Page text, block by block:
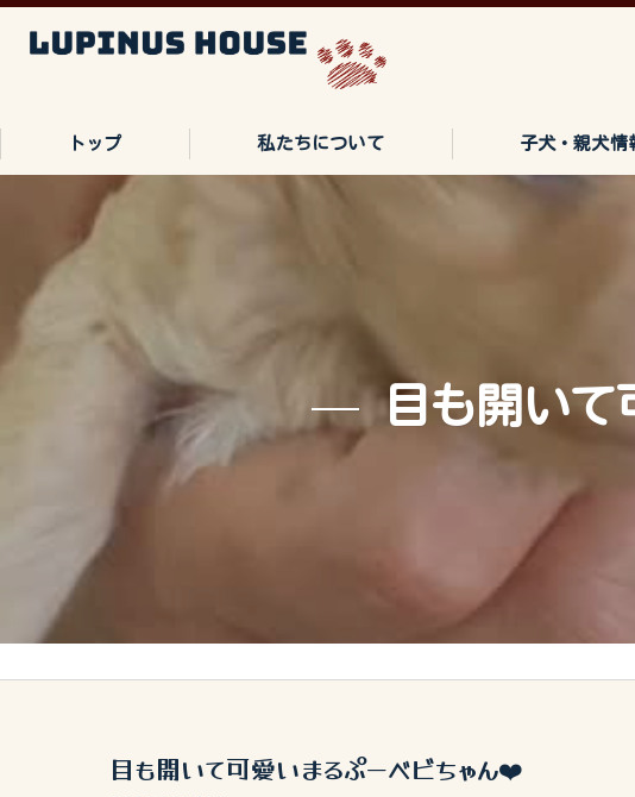
トップ 私たちについて 子犬・親犬情
目も開いて
目も開いて可愛いまるぷーベビちゃん❤️